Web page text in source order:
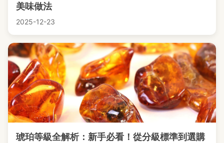
美味做法
2025-12-23
琥珀等級全解析：新手必看！從分級標準到選購